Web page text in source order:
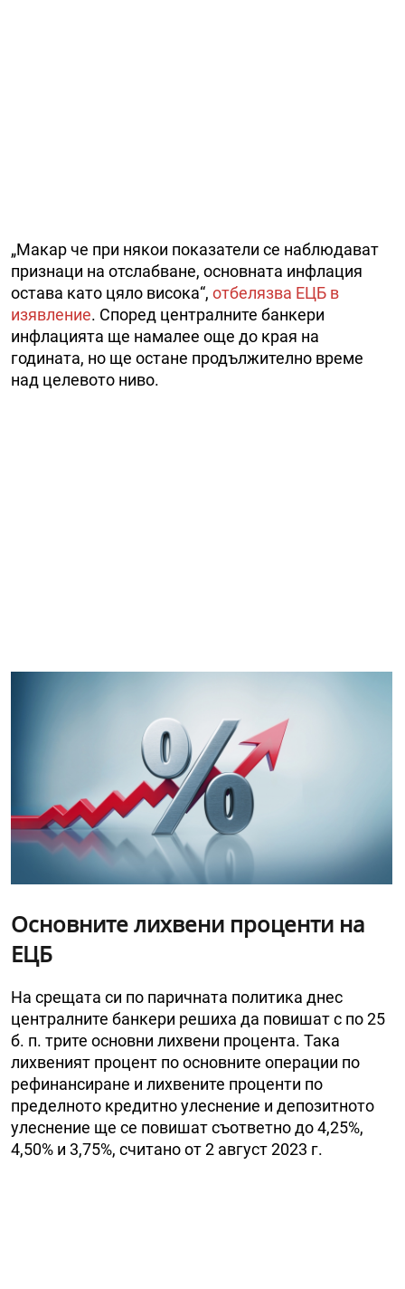
„Макар че при някои показатели се наблюдават
признаци на отслабване, основната инфлация
остава като цяло висока“, отбелязва ЕЦБ в
изявление. Според централните банкери
инфлацията ще намалее още до края на
годината, но ще остане продължително време
над целевото ниво.
Основните лихвени проценти на
ЕЦБ
На срещата си по паричната политика днес
централните банкери решиха да повишат с по 25
б. п. трите основни лихвени процента. Така
лихвеният процент по основните операции по
рефинансиране и лихвените проценти по
пределното кредитно улеснение и депозитното
улеснение ще се повишат съответно до 4,25%,
4,50% и 3,75%, считано от 2 август 2023 г.